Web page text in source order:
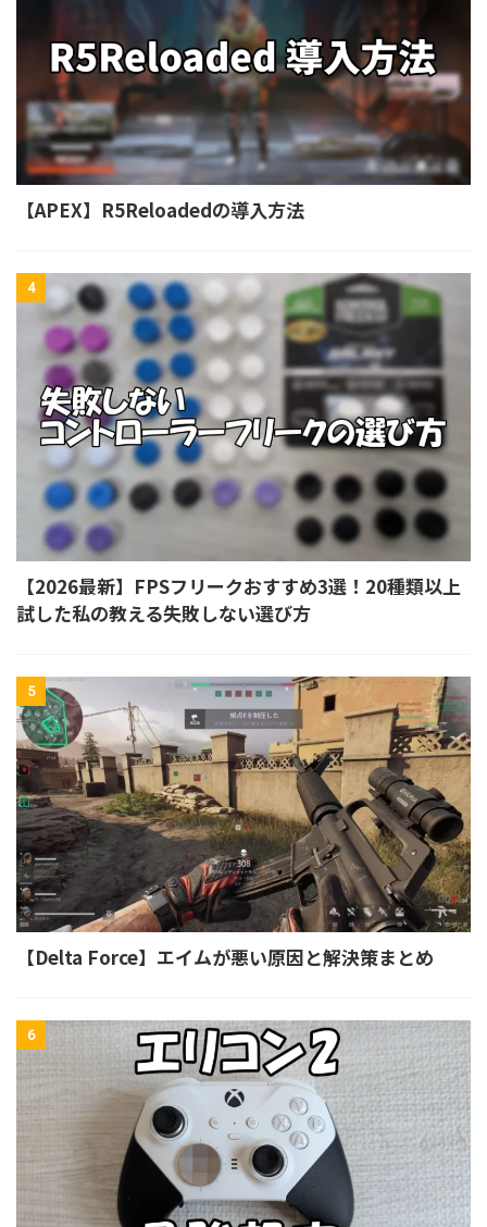
【APEX】R5Reloadedの導入方法
4
【2026最新】FPSフリークおすすめ3選！20種類以上
試した私の教える失敗しない選び方
5
【Delta Force】エイムが悪い原因と解決策まとめ
6